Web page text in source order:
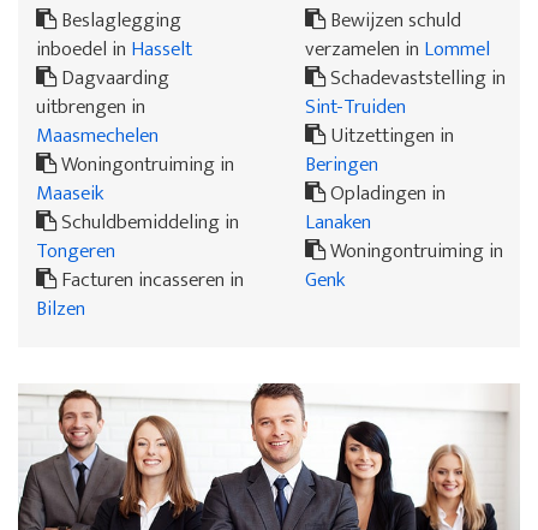
Beslaglegging
inboedel in Hasselt
Dagvaarding
uitbrengen in
Maasmechelen
Woningontruiming in
Maaseik
Schuldbemiddeling in
Tongeren
Facturen incasseren in
Bilzen
Bewijzen schuld
verzamelen in Lommel
Schadevaststelling in
Sint-Truiden
Uitzettingen in
Beringen
Opladingen in
Lanaken
Woningontruiming in
Genk